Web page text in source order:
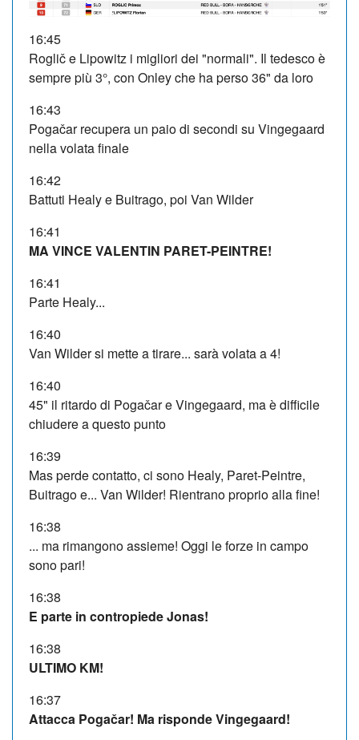
16:45
Roglič e Lipowitz i migliori dei "normali". Il tedesco è
sempre più 3°, con Onley che ha perso 36" da loro
16:43
Pogačar recupera un paio di secondi su Vingegaard
nella volata finale
16:42
Battuti Healy e Buitrago, poi Van Wilder
16:41
MA VINCE VALENTIN PARET-PEINTRE!
16:41
Parte Healy...
16:40
Van Wilder si mette a tirare... sarà volata a 4!
16:40
45" il ritardo di Pogačar e Vingegaard, ma è difficile
chiudere a questo punto
16:39
Mas perde contatto, ci sono Healy, Paret-Peintre,
Buitrago e... Van Wilder! Rientrano proprio alla fine!
16:38
... ma rimangono assieme! Oggi le forze in campo
sono pari!
16:38
E parte in contropiede Jonas!
16:38
ULTIMO KM!
16:37
Attacca Pogačar! Ma risponde Vingegaard!